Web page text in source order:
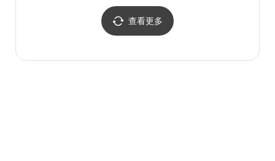
렛 산본점)
查看更多